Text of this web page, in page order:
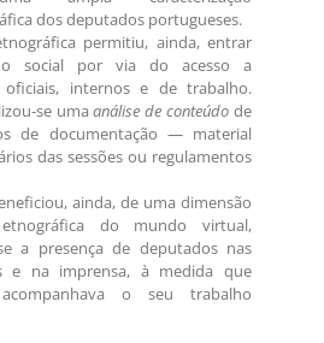
dos deputados portugueses.
permitiu, ainda, entrar
social por via do acesso a
oficiais, internos e de trabalho.
se umaanálise de conteúdo de
de documentação — material
das sessões ou regulamentos
ainda, de uma dimensão
do mundo virtual,
a presença de deputados nas
e na imprensa, à medida que
o seu trabalho